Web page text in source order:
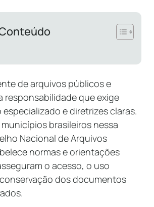
de arquivos públicos e
responsabilidade que exige
e diretrizes claras.
brasileiros nessa
Nacional de Arquivos
normas e orientações
o acesso, o uso
dos documentos